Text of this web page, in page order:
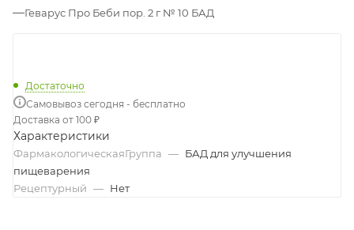
—Геварус Про Беби пор. 2 г № 10 БАД
Достаточно
Самовывоз сегодня - бесплатно
Доставка от 100 ₽
Характеристики
ФармакологическаяГруппа — БАД для улучшения
пищеварения
Рецептурный — Нет